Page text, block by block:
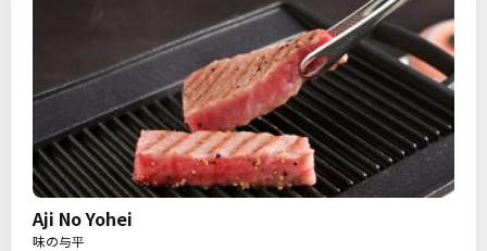
Aji No Yohei
味の与平